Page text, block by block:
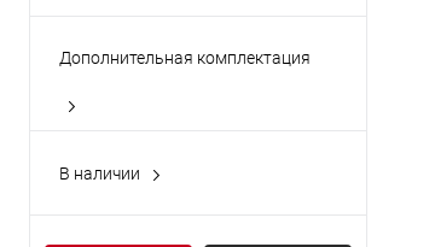
Дополнительная комплектация
В наличии